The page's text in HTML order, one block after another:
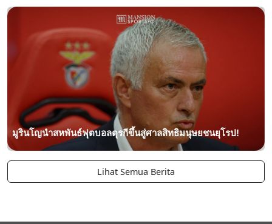
มูรินโญนำสหพันธ์ฟุตบอลตุรกีขึ้นสู่ศาลสิทธิมนุษยชนยุโรป!
Lihat Semua Berita